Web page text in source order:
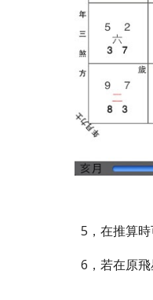
5，在推算
6，若在原